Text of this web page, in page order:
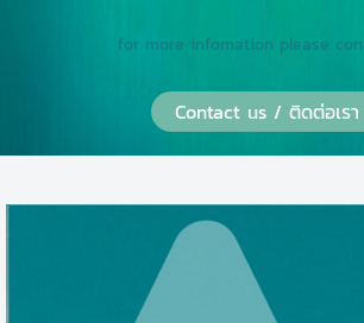
for more infomation please
Contact us / ติดต่อเรา